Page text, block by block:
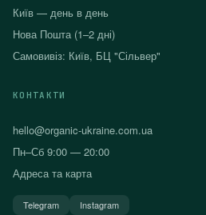
Київ — день в день
Нова Пошта (1–2 дні)
Самовивіз: Київ, БЦ "Сільвер"
КОНТАКТИ
hello@organic-ukraine.com.ua
Пн–Сб 9:00 — 20:00
Адреса та карта
Telegram Instagram